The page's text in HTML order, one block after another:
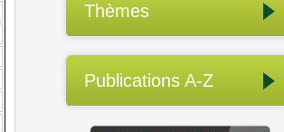
Thèmes
Publications A-Z